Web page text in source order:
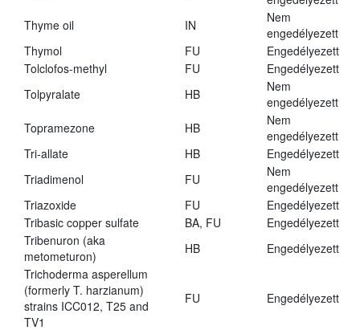
Thyme oil
IN
Nem
engedélyezett
Thymol
FU
Engedélyezett
Tolclofos-methyl
FU
Engedélyezett
Tolpyralate
HB
Nem
engedélyezett
Topramezone
HB
Nem
engedélyezett
Tri-allate
HB
Engedélyezett
Triadimenol
FU
Nem
engedélyezett
Triazoxide
FU
Engedélyezett
Tribasic copper sulfate
BA, FU
Engedélyezett
Tribenuron (aka
metometuron)
HB
Engedélyezett
Trichoderma asperellum
(formerly T. harzianum)
strains ICC012, T25 and
TV1
FU Engedélyezett